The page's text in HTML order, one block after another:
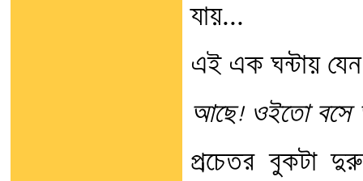
যায়...
এই এক ঘন্টায়
আছে! ওইতো বসে
প্রচেতর বুকটা